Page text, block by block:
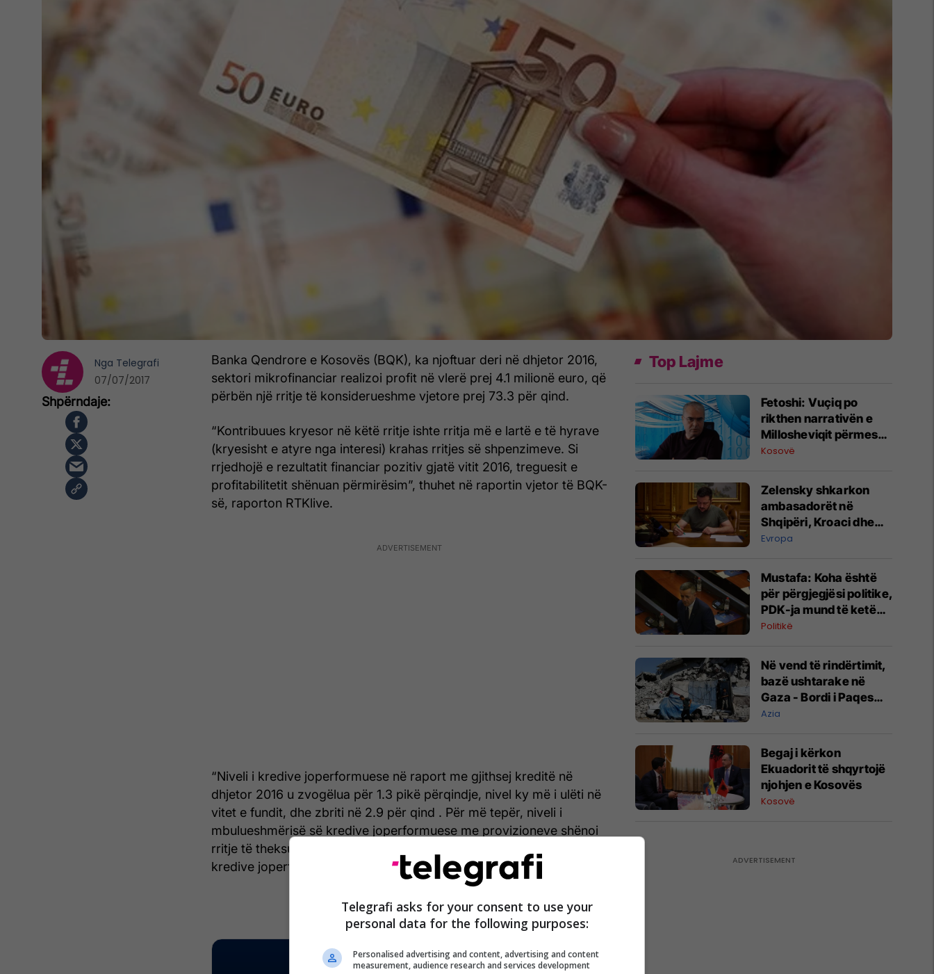
Banka Qendrore e Kosovës (BQK), ka njoftuar deri në dhjetor 2016,
sektori mikrofinanciar realizoi profit në vlerë prej 4.1 milionë euro, që
përbën një rritje të konsiderueshme vjetore prej 73.3 për qind.
“Kontribuues kryesor në këtë rritje ishte rritja më e lartë e të hyrave
(kryesisht e atyre nga interesi) krahas rritjes së shpenzimeve. Si
rrjedhojë e rezultatit financiar pozitiv gjatë vitit 2016, treguesit e
profitabilitetit shënuan përmirësim”, thuhet në raportin vjetor të BQK-
së, raporton RTKlive.
“Niveli i kredive joperformuese në raport me gjithsej kreditë në
dhjetor 2016 u zvogëlua për 1.3 pikë përqindje, nivel ky më i ulëti në
vitet e fundit, dhe zbriti në 2.9 për qind . Për më tepër, niveli i
mbulueshmërisë së kredive joperformuese me provizioneve shënoi
rritje të theksuar në 200.2 për qind i ndikuar nga rënia e vlerës së
kredive joperformuese”, thuhet në raport. /Telegrafi/
Nga Telegrafi
07/07/2017
Top Lajme
Fetoshi: Vuçiq po
rikthen narrativën e
Millosheviqit përmes
projektit “Bota Serbe”
Kosovë
Zelensky shkarkon
ambasadorët në
Shqipëri, Kroaci dhe
Mal të Zi
Evropa
Mustafa: Koha është
për përgjegjësi politike,
PDK-ja mund të ketë
rol vendimtar për
Politikë
Në vend të rindërtimit,
bazë ushtarake në
Gaza - Bordi i Paqes
jep kontratën e parë
Azia
Begaj i kërkon
Ekuadorit të shqyrtojë
njohjen e Kosovës
Kosovë
Telegrafi asks for your consent to use your
personal data for the following purposes:
Personalised advertising and content, advertising and content
measurement, audience research and services development